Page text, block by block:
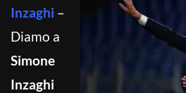
Inzaghi –
Diamo a
Simone
Inzaghi